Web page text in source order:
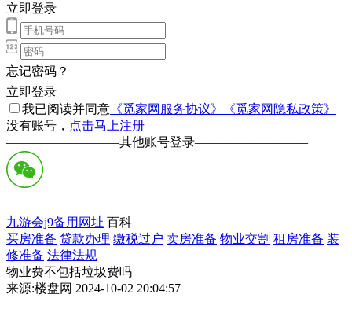
立即登录
忘记密码？
立即登录
我已阅读并同意 《觅家网服务协议》
《觅家网隐私政策》
没有账号， 点击马上注册
—————————其他账号登录—————————
九游会j9备用网址 百科
买房准备 贷款办理 缴税过户 卖房准备 物业交割 租房准备 装
修准备 法律法规
物业费不包括垃圾费吗
来源:楼盘网 2024-10-02 20:04:57